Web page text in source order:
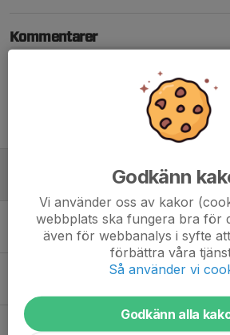
Kommentarer
Provspel HBFC u19
28 nov 2025 0
Vinst borta vs Floda
4 maj 2024 0
Vinst vs Mölndal
Första Seriematchen avklarad!
Godkänn
Vi använder oss av kakor
webbplats ska fungera bra för
även för webbanalys i syfte
förbättra våra
Så använder vi
Godkänn alla